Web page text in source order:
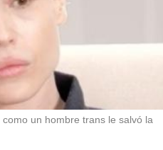
un hombre trans le salvó la